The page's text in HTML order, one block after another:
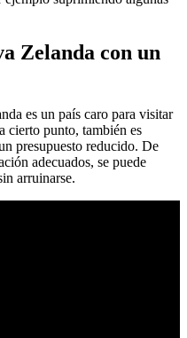
Zelanda con un
es un país caro para visitar
cierto punto, también es
presupuesto reducido. De
adecuados, se puede
arruinarse.